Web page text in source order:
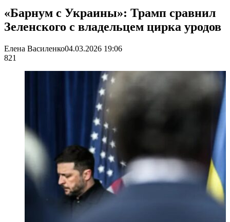
«Барнум с Украины»: Трамп сравнил
Зеленского с владельцем цирка уродов
Елена Василенко04.03.2026 19:06
821